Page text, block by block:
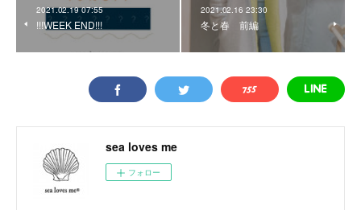
2021.02.19 07:55
!!!WEEK END!!!
2021.02.16 23:30
冬と春 前編
sea loves me
フォロー